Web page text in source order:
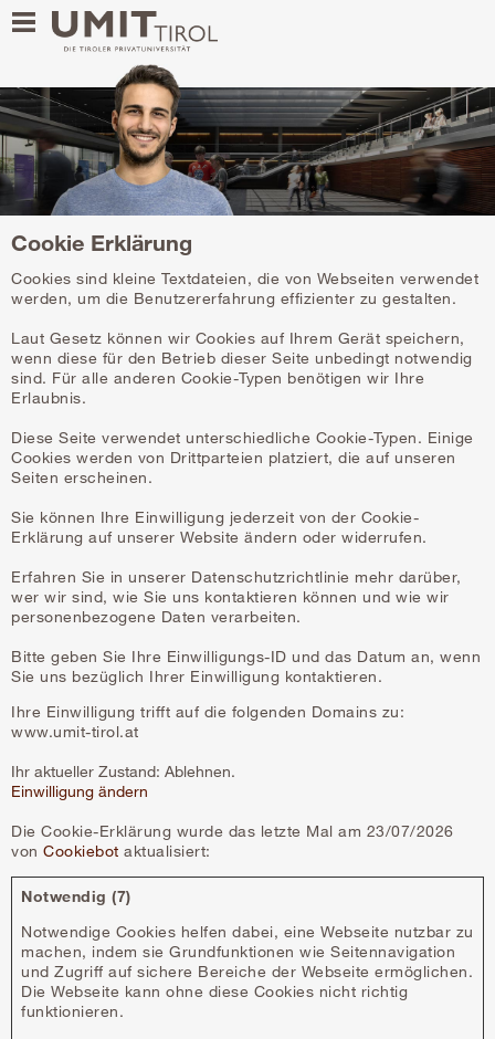
Cookie Erklärung
Cookies sind kleine Textdateien, die von Webseiten verwendet
werden, um die Benutzererfahrung effizienter zu gestalten.
Laut Gesetz können wir Cookies auf Ihrem Gerät speichern,
wenn diese für den Betrieb dieser Seite unbedingt notwendig
sind. Für alle anderen Cookie-Typen benötigen wir Ihre
Erlaubnis.
Diese Seite verwendet unterschiedliche Cookie-Typen. Einige
Cookies werden von Drittparteien platziert, die auf unseren
Seiten erscheinen.
Sie können Ihre Einwilligung jederzeit von der Cookie-
Erklärung auf unserer Website ändern oder widerrufen.
Erfahren Sie in unserer Datenschutzrichtlinie mehr darüber,
wer wir sind, wie Sie uns kontaktieren können und wie wir
personenbezogene Daten verarbeiten.
Bitte geben Sie Ihre Einwilligungs-ID und das Datum an, wenn
Sie uns bezüglich Ihrer Einwilligung kontaktieren.
Ihre Einwilligung trifft auf die folgenden Domains zu:
www.umit-tirol.at
Ihr aktueller Zustand: Ablehnen.
Einwilligung ändern
Die Cookie-Erklärung wurde das letzte Mal am 23/07/2026
von Cookiebot aktualisiert:
Notwendig (7)
Notwendige Cookies helfen dabei, eine Webseite nutzbar zu
machen, indem sie Grundfunktionen wie Seitennavigation
und Zugriff auf sichere Bereiche der Webseite ermöglichen.
Die Webseite kann ohne diese Cookies nicht richtig
funktionieren.